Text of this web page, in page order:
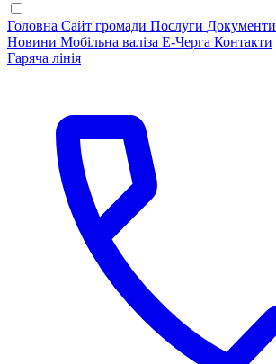
Головна Сайт громади Послуги Документи
Новини Мобільна валіза Е-Черга Контакти
Гаряча лінія